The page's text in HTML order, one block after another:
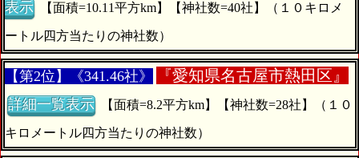
表示
ートル四方当たりの神社数）
【第2位】《341.46社》 『愛知県名古屋市熱田区』
詳細一覧表示
キロメートル四方当たりの神社数）